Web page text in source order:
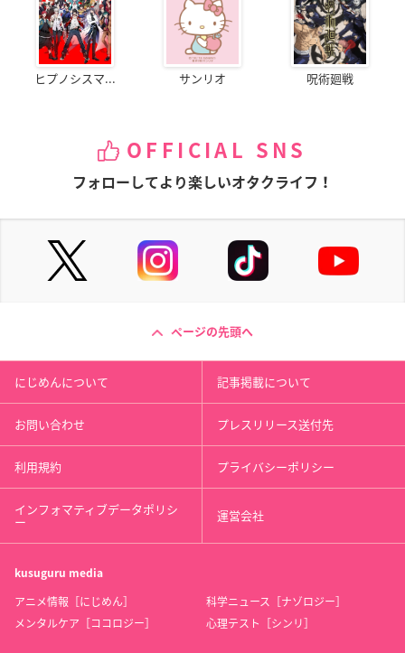
ヒプノシスマ... サンリオ 呪術廻戦
OFFICIAL SNS
フォローしてより楽しいオタクライフ！
ページの先頭へ
にじめんについて 記事掲載について
お問い合わせ プレスリリース送付先
利用規約 プライバシーポリシー
インフォマティブデータポリシ
ー 運営会社
kusuguru media
アニメ情報［にじめん］
科学ニュース［ナゾロジー］
メンタルケア［ココロジー］
心理テスト［シンリ］